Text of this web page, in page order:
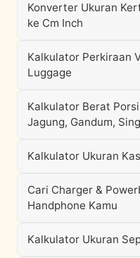
Konverter Ukuran
ke Cm Inch
Kalkulator Perkiraan
Luggage
Kalkulator Berat
Jagung, Gandum,
Kalkulator Ukuran
Cari Charger &
Handphone Kamu
Kalkulator Ukuran